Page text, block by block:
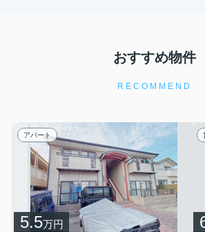
おすすめ物件
RECOMMEND
アパート
5.5万円